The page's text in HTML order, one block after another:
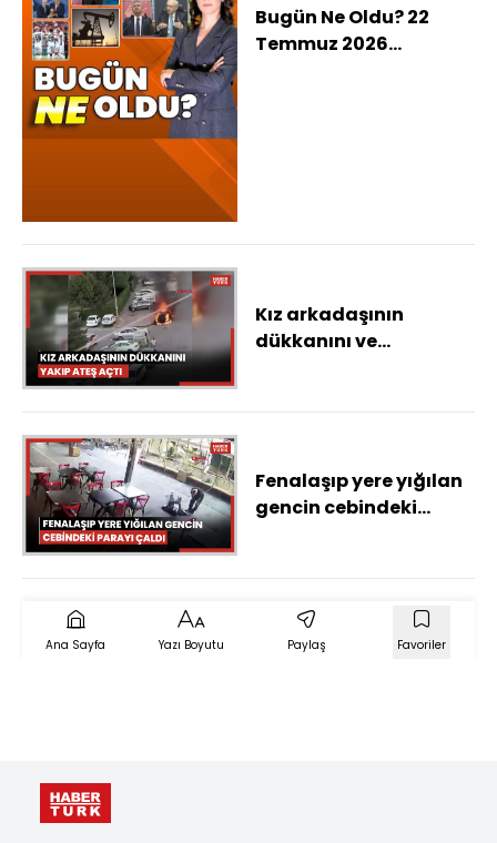
Bugün Ne Oldu? 22
Temmuz 2026
Kız arkadaşının
dükkanını ve
tüfekle ateş etti
Fenalaşıp yere yığılan
gencin cebindeki
Ana Sayfa Yazı Boyutu Paylaş Favoriler